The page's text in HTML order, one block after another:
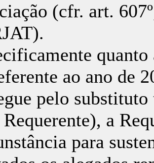
(cfr. art.
ao ano de
pelo
a
para